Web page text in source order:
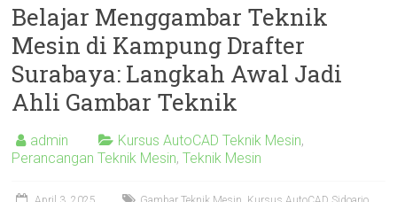
Belajar Menggambar Teknik
Mesin di Kampung Drafter
Surabaya: Langkah Awal Jadi
Ahli Gambar Teknik
admin Kursus AutoCAD Teknik Mesin,
Perancangan Teknik Mesin,Teknik Mesin